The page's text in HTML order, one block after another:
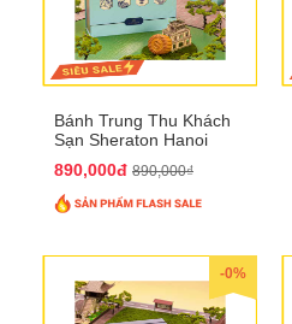
Bánh Trung Thu Khách
Sạn Sheraton Hanoi
890,000đ 890,000₫
-0%